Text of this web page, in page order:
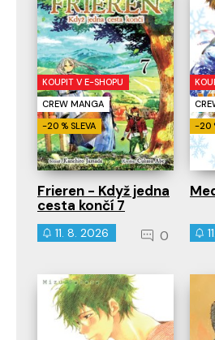
KOUPIT V E-SHOPU
CREW MANGA
-20 % SLEVA
Frieren - Když jedna
cesta končí 7
11. 8. 2026 0
-20